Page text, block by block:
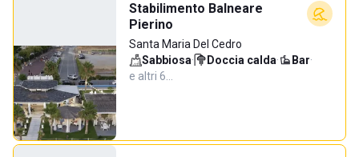
Stabilimento Balneare
Pierino
Santa Maria Del Cedro
Sabbiosa· Doccia calda· Bar·
e altri 6…